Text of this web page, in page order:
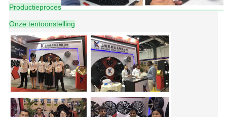
Productieproces
Onze tentoonstelling